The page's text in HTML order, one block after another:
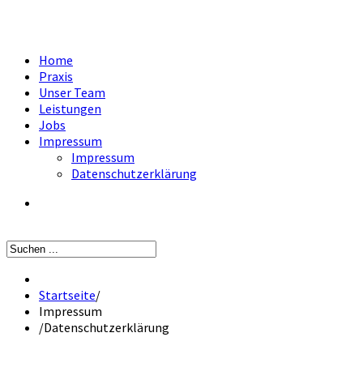
Home
Praxis
Unser Team
Leistungen
Jobs
Impressum
Impressum
Datenschutzerklärung
Startseite/
Impressum
/Datenschutzerklärung